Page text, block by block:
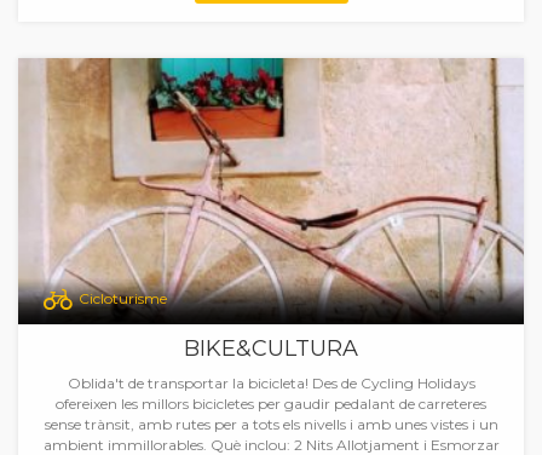
Cicloturisme
BIKE&CULTURA
Oblida't de transportar la bicicleta! Des de Cycling Holidays
ofereixen les millors bicicletes per gaudir pedalant de carreteres
sense trànsit, amb rutes per a tots els nivells i amb unes vistes i un
ambient immillorables. Què inclou: 2 Nits Allotjament i Esmorzar